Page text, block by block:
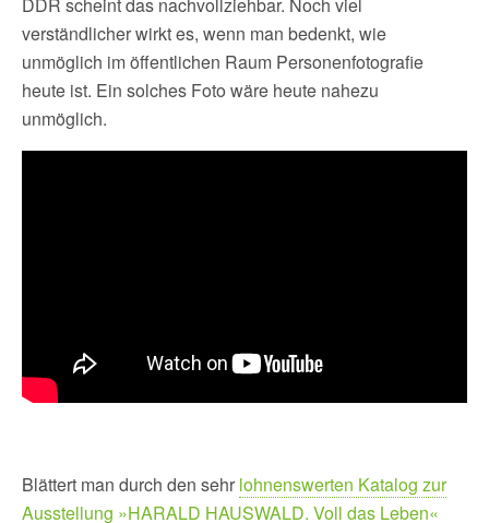
DDR scheint das nachvollziehbar. Noch viel
verständlicher wirkt es, wenn man bedenkt, wie
unmöglich im öffentlichen Raum Personenfotografie
heute ist. Ein solches Foto wäre heute nahezu
unmöglich.
Blättert man durch den sehr lohnenswerten Katalog zur
Ausstellung »HARALD HAUSWALD. Voll das Leben«